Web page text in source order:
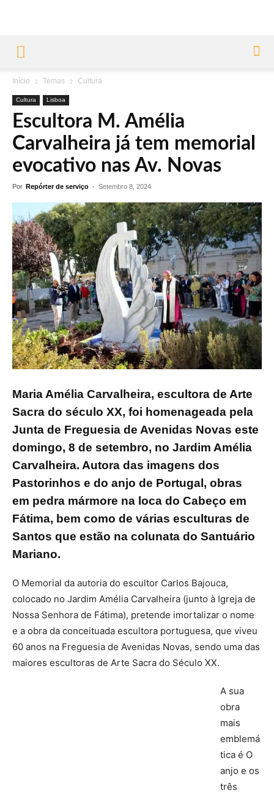
Início Temas Cultura
Cultura Lisboa
Escultora M. Amélia
Carvalheira já tem memorial
evocativo nas Av. Novas
Por Repórter de serviço - Setembro 8, 2024
Maria Amélia Carvalheira, escultora de Arte
Sacra do século XX, foi homenageada pela
Junta de Freguesia de Avenidas Novas este
domingo, 8 de setembro, no Jardim Amélia
Carvalheira. Autora das imagens dos
Pastorinhos e do anjo de Portugal, obras
em pedra mármore na loca do Cabeço em
Fátima, bem como de várias esculturas de
Santos que estão na colunata do Santuário
Mariano.
O Memorial da autoria do escultor Carlos Bajouca,
colocado no Jardim Amélia Carvalheira (junto à Igreja de
Nossa Senhora de Fátima), pretende imortalizar o nome
e a obra da conceituada escultora portuguesa, que viveu
60 anos na Freguesia de Avenidas Novas, sendo uma das
maiores escultoras de Arte Sacra do Século XX.
A sua
obra
mais
emblemá
tica é O
anjo e os
três